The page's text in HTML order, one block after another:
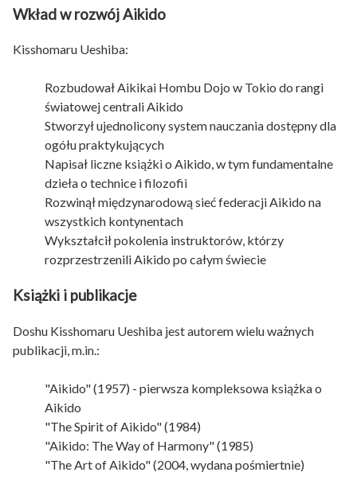
Wkład w rozwój Aikido
Kisshomaru Ueshiba:
Rozbudował Aikikai Hombu Dojo w Tokio do rangi
światowej centrali Aikido
Stworzył ujednolicony system nauczania dostępny dla
ogółu praktykujących
Napisał liczne książki o Aikido, w tym fundamentalne
dzieła o technice i filozofii
Rozwinął międzynarodową sieć federacji Aikido na
wszystkich kontynentach
Wykształcił pokolenia instruktorów, którzy
rozprzestrzenili Aikido po całym świecie
Książki i publikacje
Doshu Kisshomaru Ueshiba jest autorem wielu ważnych
publikacji, m.in.:
"Aikido" (1957) - pierwsza kompleksowa książka o
Aikido
"The Spirit of Aikido" (1984)
"Aikido: The Way of Harmony" (1985)
"The Art of Aikido" (2004, wydana pośmiertnie)